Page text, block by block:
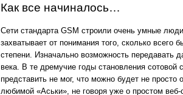
Как все начиналось…
Сети стандарта GSM строили очень умные
захватывает от понимания того, сколько
степени. Изначально возможность передавать
века. В те дремучие годы становления
представить не мог, что можно будет не просто
любимой «Аськи», не говоря уже о простом